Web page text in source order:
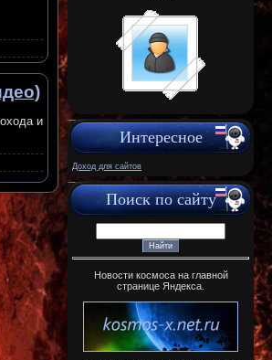
и
Интересное
Доход для сайтов
Поиск по сайту
Новости космоса на главной
странице Яндекса.